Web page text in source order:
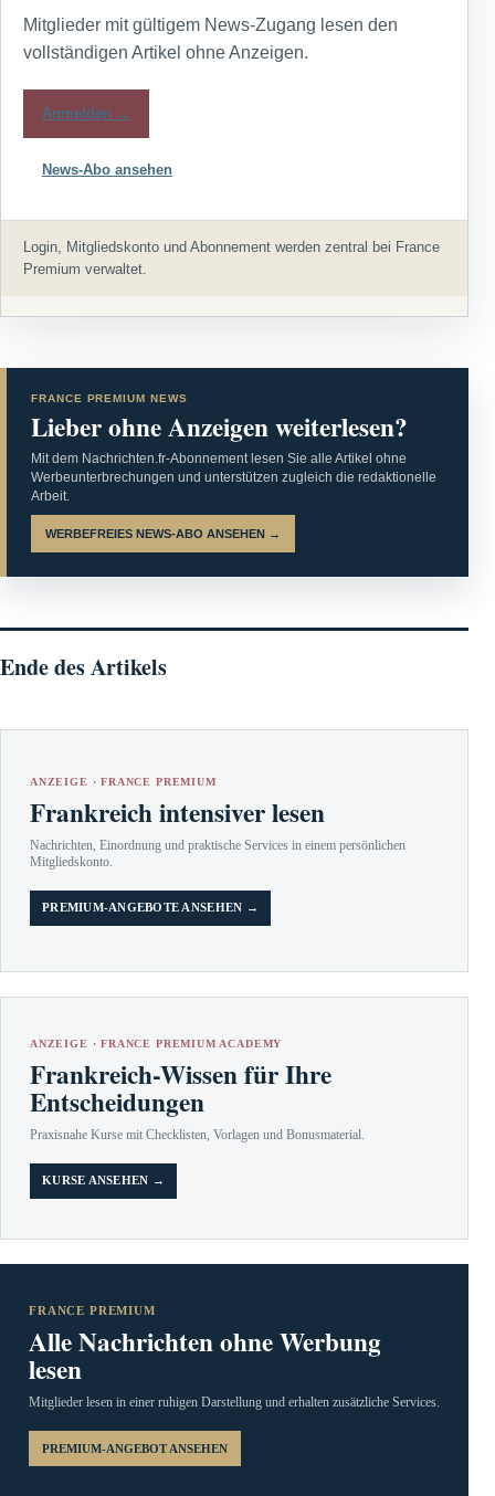
Mitglieder mit gültigem News-Zugang lesen den
vollständigen Artikel ohne Anzeigen.
Anmelden →
News-Abo ansehen
Login, Mitgliedskonto und Abonnement werden zentral bei France
Premium verwaltet.
FRANCE PREMIUM NEWS
Lieber ohne Anzeigen weiterlesen?
Mit dem Nachrichten.fr-Abonnement lesen Sie alle Artikel ohne
Werbeunterbrechungen und unterstützen zugleich die redaktionelle
Arbeit.
WERBEFREIES NEWS-ABO ANSEHEN →
Ende des Artikels
ANZEIGE · FRANCE PREMIUM
Frankreich intensiver lesen
Nachrichten, Einordnung und praktische Services in einem persönlichen
Mitgliedskonto.
PREMIUM-ANGEBOTE ANSEHEN →
ANZEIGE · FRANCE PREMIUM ACADEMY
Frankreich-Wissen für Ihre
Entscheidungen
Praxisnahe Kurse mit Checklisten, Vorlagen und Bonusmaterial.
KURSE ANSEHEN →
FRANCE PREMIUM
Alle Nachrichten ohne Werbung
lesen
Mitglieder lesen in einer ruhigen Darstellung und erhalten zusätzliche Services.
PREMIUM-ANGEBOT ANSEHEN